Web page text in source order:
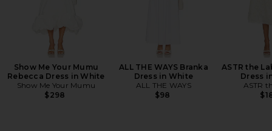
Show Me Your Mumu
Rebecca Dress in White
Show Me Your Mumu
$298
ALL THE WAYS Branka
Dress in White
ALL THE WAYS
$98
ASTR the
Dress
ASTR